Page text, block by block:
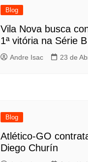
Blog
Vila Nova busca
1ª vitória na Série B
Andre Isac 23 de
Blog
Atlético-GO
Diego Churín